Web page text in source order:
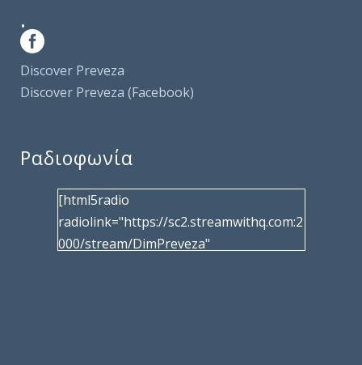
.
Discover Preveza
Discover Preveza (Facebook)
Ραδιοφωνία
[html5radio
radiolink="https://sc2.streamwithq.com:2
000/stream/DimPreveza"